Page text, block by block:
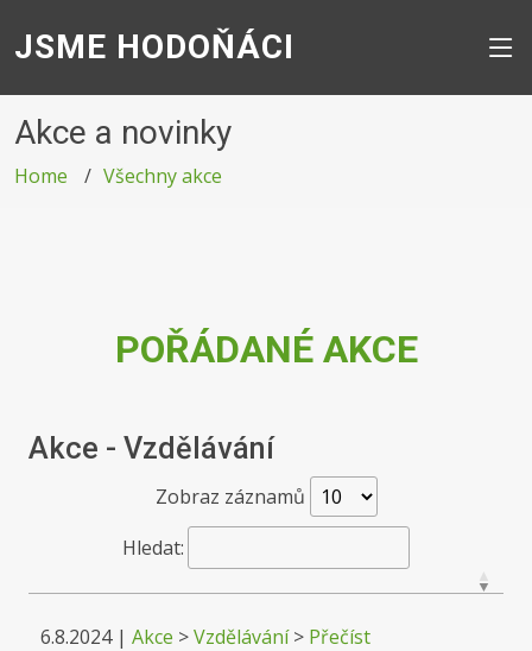
JSME HODOŇÁCI
Akce a novinky
Home Všechny akce
POŘÁDANÉ AKCE
Akce - Vzdělávání
Zobraz záznamů
Hledat:
6.8.2024| Akce >Vzdělávání> Přečíst